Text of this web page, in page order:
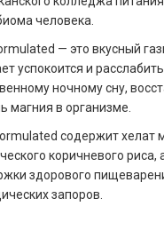
человека.
— это вкусный
успокоится и
ночному сну,
магния в организме.
содержит хелат
коричневого
здорового
запоров.